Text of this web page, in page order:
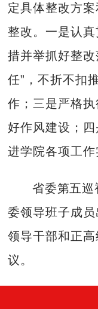
定具体整改方
整改。一是认
措并举抓好整
任”，不折不扣
作；三是严格
好作风建设；
进学院各项工作
省委第五巡
委领导班子成
领导干部和正
议。